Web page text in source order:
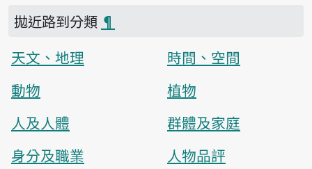
拋近路到分類 ¶
天文、地理
時間、空間
動物
植物
人及人體
群體及家庭
身分及職業
人物品評